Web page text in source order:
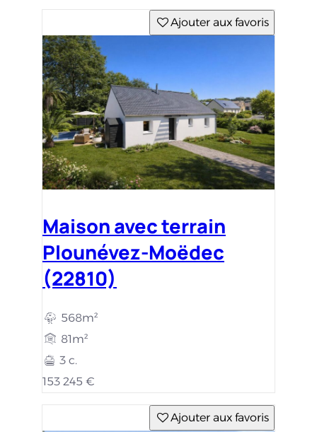
Ajouter aux favoris
Maison avec terrain
Plounévez-Moëdec
(22810)
568m²
81m²
3 c.
153 245 €
Ajouter aux favoris